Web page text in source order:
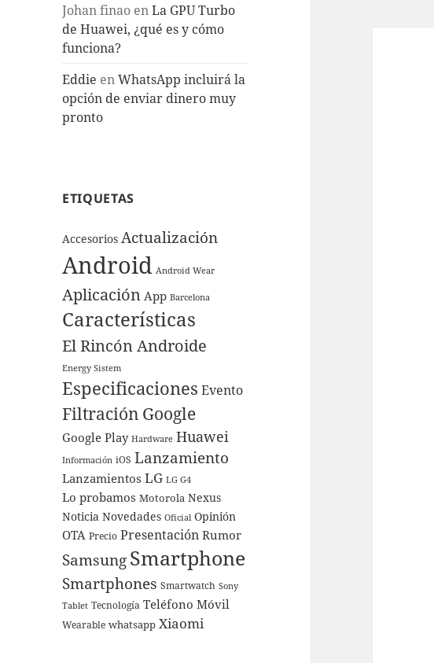
Johan finao enLa GPU Turbo
de Huawei, ¿qué es y cómo
funciona?
Eddie enWhatsApp incluirá la
opción de enviar dinero muy
pronto
ETIQUETAS
Accesorios Actualización
Android Android Wear
Aplicación App Barcelona
Características
El Rincón Androide
Energy Sistem
Especificaciones Evento
Filtración Google
Google Play Hardware Huawei
Información iOS Lanzamiento
Lanzamientos LG LG G4
Lo probamos Motorola Nexus
Noticia Novedades Oficial Opinión
OTA Precio Presentación Rumor
SamsungSmartphone
Smartphones Smartwatch Sony
Tablet Tecnología Teléfono Móvil
Wearable whatsapp Xiaomi